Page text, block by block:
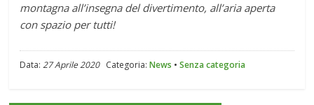
montagna all’insegna del divertimento, all’aria aperta
con spazio per tutti!
Data:27 Aprile 2020Categoria:News •Senza categoria